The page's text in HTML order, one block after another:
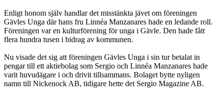
Enligt honom själv handlar det misstänkta jävet om föreningen
Gävles Unga där hans fru Linnéa Manzanares hade en ledande roll.
Föreningen var en kulturföre­ning för unga i Gävle. Den hade fått
flera hundra tusen i bidrag av kommunen.
Nu visade det sig att föreningen Gävles Unga i sin tur betalat in
pengar till ett aktiebolag som Sergio och Linnéa Manzanares hade
varit huvudägare i och drivit tillsammans. Bolaget bytte nyligen
namn till Nickenock AB, tidigare hette det Sergio Magazine AB.